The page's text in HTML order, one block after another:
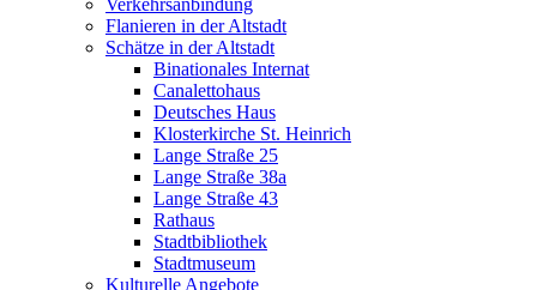
Flanieren in der Altstadt
Schätze in der Altstadt
Binationales Internat
Canalettohaus
Deutsches Haus
Klosterkirche St. Heinrich
Lange Straße 25
Lange Straße 38a
Lange Straße 43
Rathaus
Stadtbibliothek
Stadtmuseum
Kulturelle Angebote